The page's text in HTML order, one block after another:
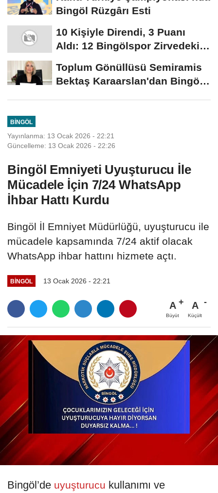
Bingöl Rüzgârı Esti
10 Kişiyle Direndi, 3 Puanı
Aldı: 12 Bingölspor Zirvedeki
Toplum Gönüllüsü Semiramis
Bektaş Karaarslan'dan Bingöl
BINGÖL
Yayınlanma: 13 Ocak 2026 - 22:21
Güncelleme: 13 Ocak 2026 - 22:26
Bingöl Emniyeti Uyuşturucu İle
Mücadele İçin 7/24 WhatsApp
İhbar Hattı Kurdu
Bingöl İl Emniyet Müdürlüğü, uyuşturucu ile
mücadele kapsamında 7/24 aktif olacak
WhatsApp ihbar hattını hizmete açtı.
BINGÖL 13 Ocak 2026 - 22:21
A
Büyüt
A
Küçült
Bingöl’de uyuşturucu kullanımı ve